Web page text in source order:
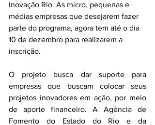
Inovação Rio. As micro, pequenas e
médias empresas que desejarem fazer
parte do programa, agora tem até o dia
10 de dezembro para realizarem a
inscrição.
O projeto busca dar suporte para
empresas que buscam colocar seus
projetos inovadores em ação, por meio
de aporte financeiro. A Agência de
Fomento do Estado do Rio e da